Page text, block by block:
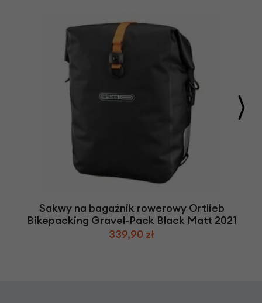
Sakwy na bagażnik rowerowy Ortlieb
Bikepacking Gravel-Pack Black Matt 2021
339,90 zł